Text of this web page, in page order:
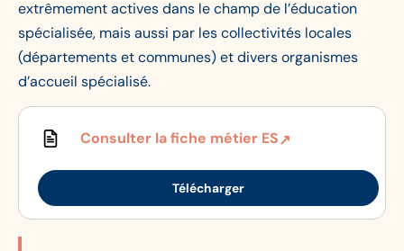
extrêmement actives dans le champ de l’éducation
spécialisée, mais aussi par les collectivités locales
(départements et communes) et divers organismes
d’accueil spécialisé.
Consulter la fiche métier ES
Télécharger